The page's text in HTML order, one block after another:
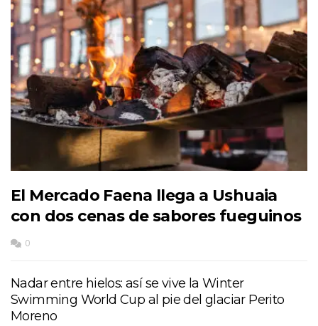
El Mercado Faena llega a Ushuaia
con dos cenas de sabores fueguinos
0
Nadar entre hielos: así se vive la Winter
Swimming World Cup al pie del glaciar Perito
Moreno